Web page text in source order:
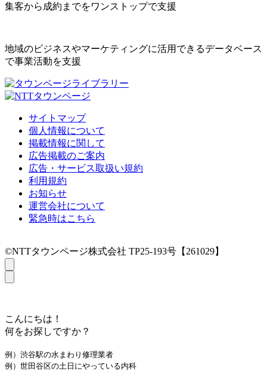
集客から成約までをワンストップで支援
地域のビジネスやマーケティングに活用できるデータベース
で事業活動を支援
サイトマップ
個人情報について
掲載情報に関して
広告掲載のご案内
広告・サービス取扱い規約
利用規約
お知らせ
運営会社について
緊急時はこちら
©NTTタウンページ株式会社 TP25-193号【261029】
こんにちは！
何をお探しですか？
例）渋谷駅の水まわり修理業者
例）世田谷区の土日にやっている内科